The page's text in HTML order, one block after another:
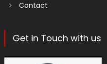
Contact
Get in Touch with us